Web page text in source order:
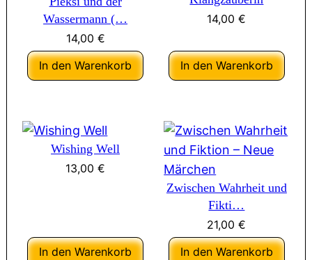
Wassermann (…
14,00 €
In den Warenkorb
14,00€
In den Warenkorb
Wishing Well
13,00€
In den Warenkorb
Zwischen Wahrheit und
Fikti…
21,00€
In den Warenkorb